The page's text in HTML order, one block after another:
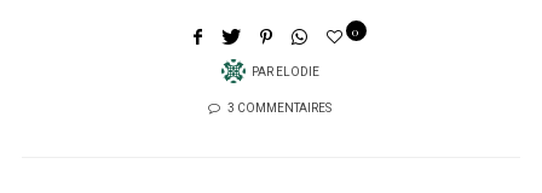
PAR ELODIE
0
3 COMMENTAIRES